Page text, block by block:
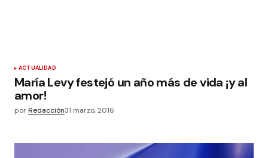
ACTUALIDAD
María Levy festejó un año más de vida ¡y al
amor!
porRedacción31 marzo, 2016